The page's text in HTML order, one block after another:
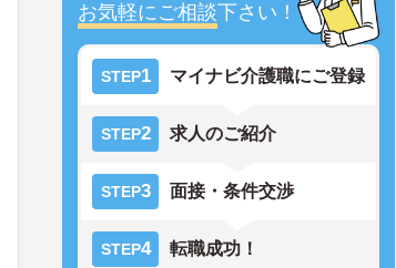
お気軽にご相談下さい！
STEP1 マイナビ介護職にご登録
STEP2 求人のご紹介
STEP3 面接・条件交渉
STEP4 転職成功！